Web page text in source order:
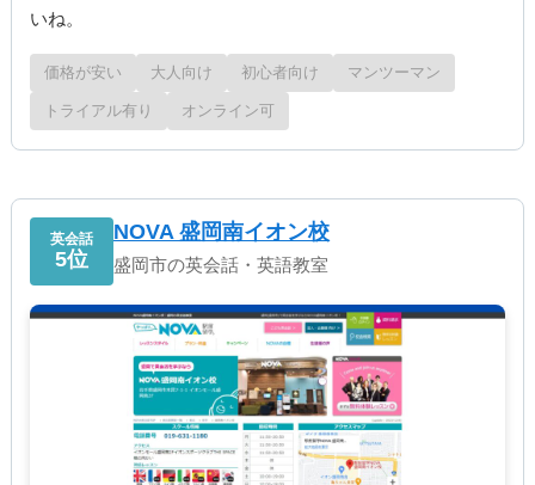
いね。
価格が安い 大人向け 初心者向け マンツーマン
トライアル有り オンライン可
英会話
5位
NOVA 盛岡南イオン校
盛岡市の英会話・英語教室